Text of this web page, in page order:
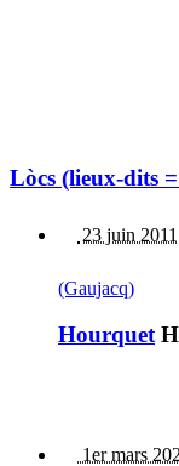
Lòcs (lieux-dits
23 juin 2011
(Gaujacq)
Hourquet
1er mars